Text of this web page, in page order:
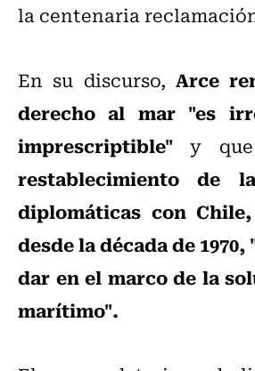
la centenaria
En su discurso, Arce
derecho al mar "es
imprescriptible" y
restablecimiento de
diplomáticas con
desde la década de
dar en el marco de la
marítimo".